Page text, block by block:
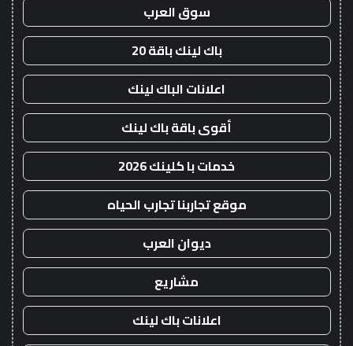
سوق العرب
باك لينك باقة 20
اعلانات الباك لينك
أقوى باقة باك لينك
خدمات با كلينك 2026
موقع تجاربنا تجارب الحياه
ديوان العرب
مشاريع
اعلانات باك لينك